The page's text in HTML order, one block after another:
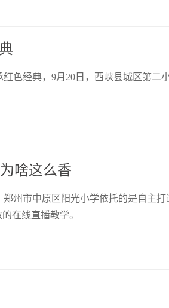
色经典，9月20日，西峡县城区第二
啥这么香
州市中原区阳光小学依托的是自主打
在线直播教学。